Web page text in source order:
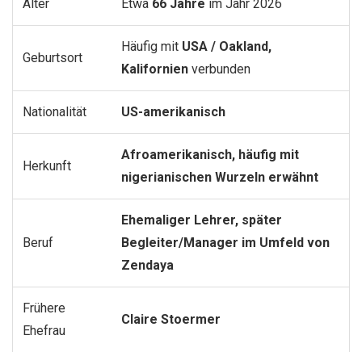
Alter Etwa 66 Jahre im Jahr 2026
Geburtsort
Häufig mit USA / Oakland,
Kalifornien verbunden
Nationalität US-amerikanisch
Herkunft
Afroamerikanisch, häufig mit
nigerianischen Wurzeln erwähnt
Beruf
Ehemaliger Lehrer, später
Begleiter/Manager im Umfeld von
Zendaya
Frühere
Ehefrau
Claire Stoermer